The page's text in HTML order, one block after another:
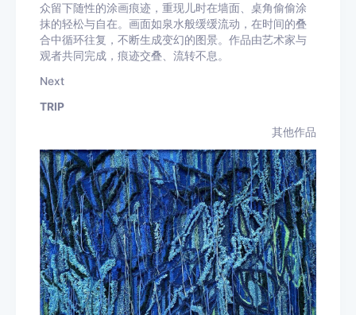
众留下随性的涂画痕迹，重现儿时在墙面、桌角偷偷涂
抹的轻松与自在。画面如泉水般缓缓流动，在时间的叠
合中循环往复，不断生成变幻的图景。作品由艺术家与
观者共同完成，痕迹交叠、流转不息。
Next
TRIP
其他作品